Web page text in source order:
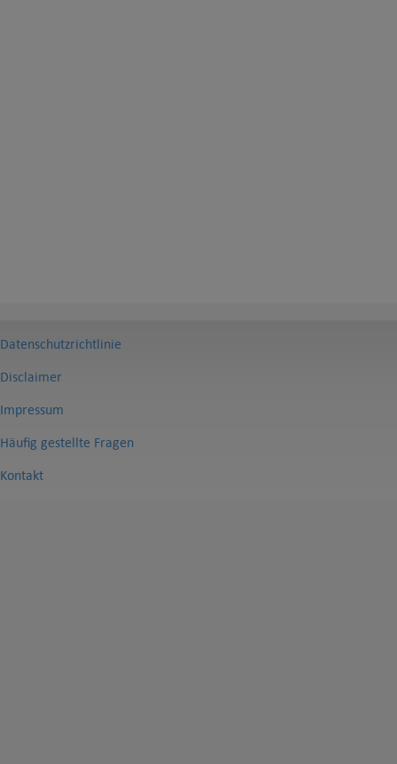
Datenschutzrichtlinie
Disclaimer
Impressum
Häufig gestellte Fragen
Kontakt